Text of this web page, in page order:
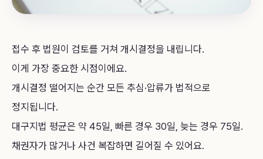
접수 후 법원이 검토를 거쳐 개시결정을 내립니다.
이게 가장 중요한 시점이에요.
개시결정 떨어지는 순간 모든 추심·압류가 법적으로
정지됩니다.
대구지법 평균은 약 45일, 빠른 경우 30일, 늦는 경우 75일.
채권자가 많거나 사건 복잡하면 길어질 수 있어요.